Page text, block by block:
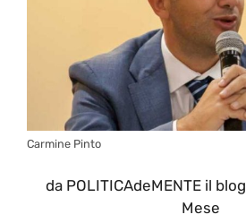
Carmine Pinto
da POLITICAdeMENTE il
Mese